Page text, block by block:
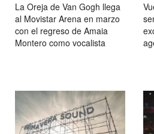
La Oreja de Van Gogh llega
al Movistar Arena en marzo
con el regreso de Amaia
Montero como vocalista